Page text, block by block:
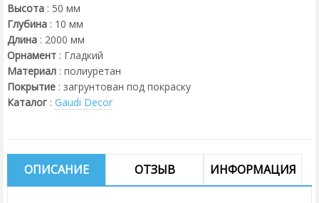
Высота : 50 мм
Глубина : 10 мм
Длина : 2000 мм
Орнамент : Гладкий
Материал : полиуретан
Покрытие : загрунтован под покраску
Каталог : Gaudi Decor
ОПИСАНИЕ ОТЗЫВ ИНФОРМАЦИЯ